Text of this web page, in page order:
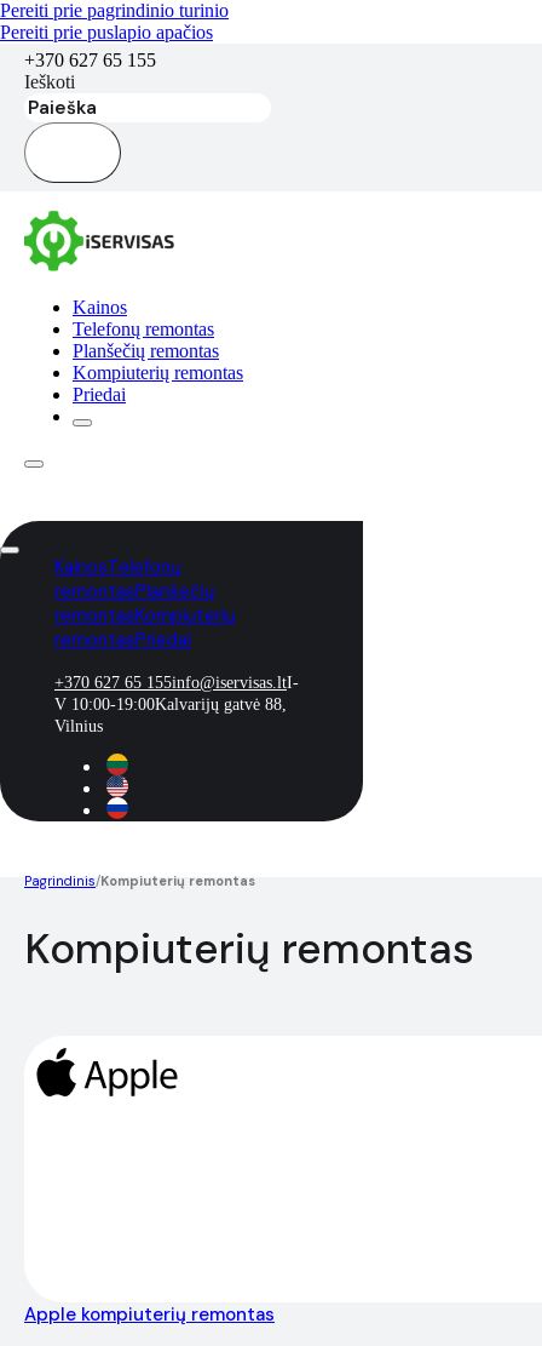
Pereiti prie pagrindinio turinio
Pereiti prie puslapio apačios
+370 627 65 155
Ieškoti
Kainos
Telefonų remontas
Planšečių remontas
Kompiuterių remontas
Priedai
KainosTelefonų
remontasPlanšečių
remontasKompiuterių
remontasPriedai
+370 627 65 155info@iservisas.ltI-
V 10:00-19:00Kalvarijų gatvė 88,
Vilnius
Pagrindinis/Kompiuterių remontas
Kompiuterių remontas
Apple kompiuterių remontas